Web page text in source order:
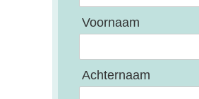
Voornaam
Achternaam